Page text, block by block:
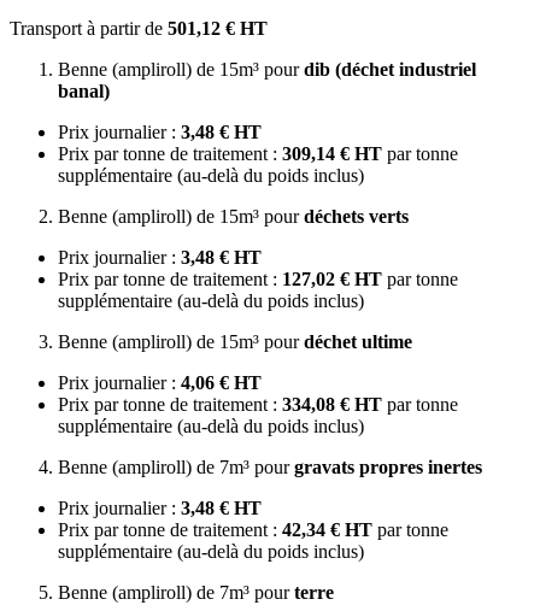
Transport à partir de 501,12 € HT
Benne (ampliroll) de 15m³ pourdib (déchet industriel
banal)
Prix journalier : 3,48 € HT
Prix par tonne de traitement : 309,14 € HT par tonne
supplémentaire (au-delà du poids inclus)
Benne (ampliroll) de 15m³ pourdéchets verts
Prix journalier : 3,48 € HT
Prix par tonne de traitement : 127,02 € HT par tonne
supplémentaire (au-delà du poids inclus)
Benne (ampliroll) de 15m³ pourdéchet ultime
Prix journalier : 4,06 € HT
Prix par tonne de traitement : 334,08 € HT par tonne
supplémentaire (au-delà du poids inclus)
Benne (ampliroll) de 7m³ pourgravats propres inertes
Prix journalier : 3,48 € HT
Prix par tonne de traitement : 42,34 € HT par tonne
supplémentaire (au-delà du poids inclus)
Benne (ampliroll) de 7m³ pourterre